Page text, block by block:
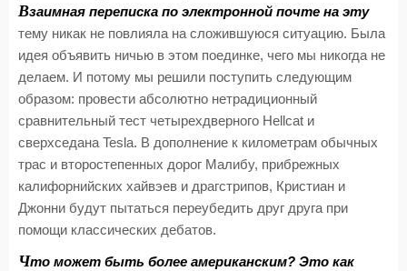
Взаимная переписка по электронной почте на эту
тему никак не повлияла на сложившуюся ситуацию. Была
идея объявить ничью в этом поединке, чего мы никогда не
делаем. И потому мы решили поступить следующим
образом: провести абсолютно нетрадиционный
сравнительный тест четырехдверного Hellcat и
сверхседана Tesla. В дополнение к километрам обычных
трас и второстепенных дорог Малибу, прибрежных
калифорнийских хайвэев и драгстрипов, Кристиан и
Джонни будут пытаться переубедить друг друга при
помощи классических дебатов.
Что может быть более американским? Это как